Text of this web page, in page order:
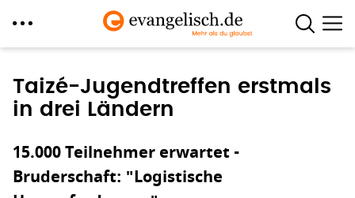
zum
Inhalt
Taizé-Jugendtreffen erstmals
in drei Ländern
15.000 Teilnehmer erwartet -
Bruderschaft: "Logistische